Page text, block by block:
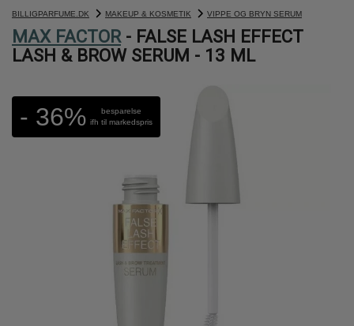
BILLIGPARFUME.DK MAKEUP & KOSMETIK VIPPE OG BRYN SERUM
MAX FACTOR - FALSE LASH EFFECT
LASH & BROW SERUM - 13 ML
- 36%
besparelse
ifh til markedspris